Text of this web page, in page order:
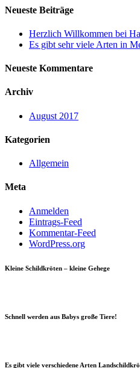
Neueste Beiträge
Herzlich Willkommen bei
Es gibt sehr viele Arten in
Neueste Kommentare
Archiv
August 2017
Kategorien
Allgemein
Meta
Anmelden
Eintrags-Feed
Kommentar-Feed
WordPress.org
Kleine Schildkröten – kleine Gehege
Schnell werden aus Babys große Tiere!
Es gibt viele verschiedene Arten